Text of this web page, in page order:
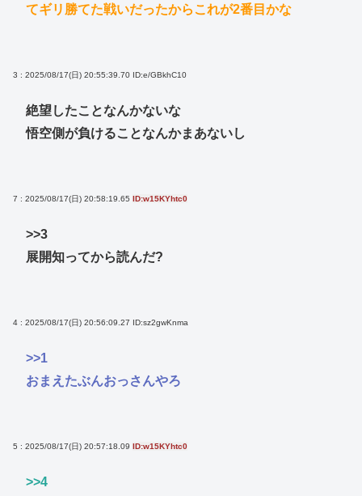
てギリ勝てた戦いだったからこれが2番目かな
3 : 2025/08/17(日) 20:55:39.70 ID:e/GBkhC10
絶望したことなんかないな
悟空側が負けることなんかまあないし
7 : 2025/08/17(日) 20:58:19.65 ID:w15KYhtc0
>>3
展開知ってから読んだ?
4 : 2025/08/17(日) 20:56:09.27 ID:sz2gwKnma
>>1
おまえたぶんおっさんやろ
5 : 2025/08/17(日) 20:57:18.09 ID:w15KYhtc0
>>4